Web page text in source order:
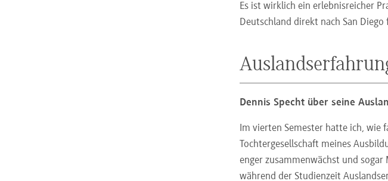
Es ist wirklich ein erlebnisreicher
Deutschland direkt nach San
Dennis Specht über seine
Im vierten Semester hatte ich, wie
Tochtergesellschaft meines
enger zusammenwächst und
während der Studienzeit